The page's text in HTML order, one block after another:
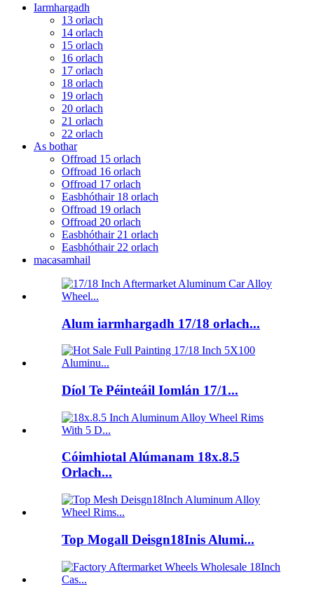
Iarmhargadh
13 orlach
14 orlach
15 orlach
16 orlach
17 orlach
18 orlach
19 orlach
20 orlach
21 orlach
22 orlach
As bothar
Offroad 15 orlach
Offroad 16 orlach
Offroad 17 orlach
Easbhóthair 18 orlach
Offroad 19 orlach
Offroad 20 orlach
Easbhóthair 21 orlach
Easbhóthair 22 orlach
macasamhail
Alum iarmhargadh 17/18 orlach...
Díol Te Péinteáil Iomlán 17/1...
Cóimhiotal Alúmanam 18x.8.5
Orlach...
Top Mogall Deisgn18Inis Alumi...